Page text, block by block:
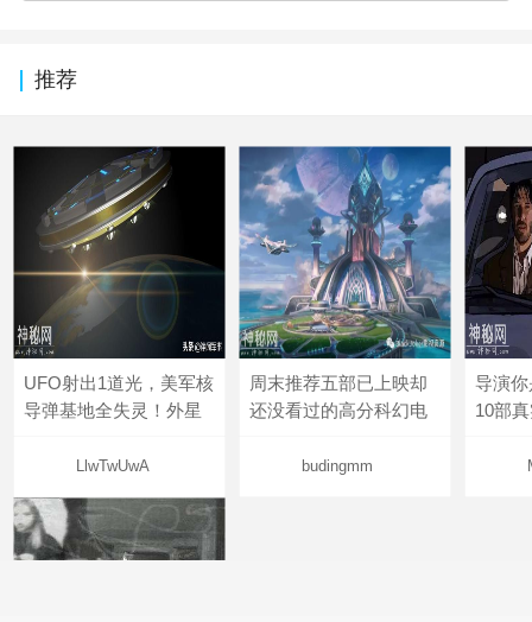
推荐
UFO射出1道光，美军核
导弹基地全失灵！外星
LlwTwUwA
周末推荐五部已上映却
还没看过的高分科幻电
budingmm
导演
10部